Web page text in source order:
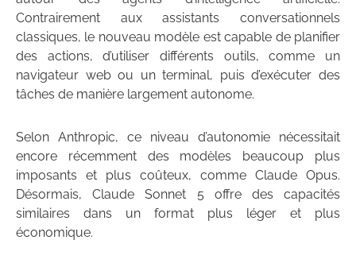
Contrairement aux assistants conversationnels
classiques, le nouveau modèle est capable de planifier
des actions, d’utiliser différents outils, comme un
navigateur web ou un terminal, puis d’exécuter des
tâches de manière largement autonome.
Selon Anthropic, ce niveau d’autonomie nécessitait
encore récemment des modèles beaucoup plus
imposants et plus coûteux, comme Claude Opus.
Désormais, Claude Sonnet 5 offre des capacités
similaires dans un format plus léger et plus
économique.